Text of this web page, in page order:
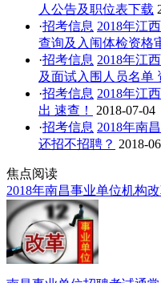
人公告及职位表下载
·招考信息 2018年江
查询及入闱体检资格
·招考信息 2018年江
及面试入围人员名单
·招考信息 2018年江
出 速查！
2018-07-04
·招考信息 2018年南
还招不招聘？ 2018-
焦点阅读
2018年南昌事业单位机构